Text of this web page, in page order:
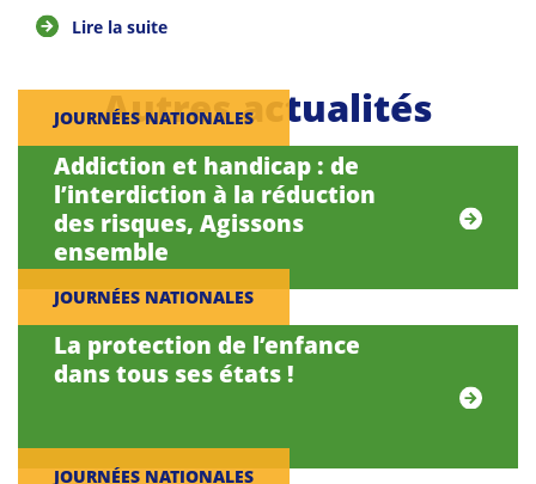
Lire la suite
Autres actualités
JOURNÉES NATIONALES
Addiction et handicap : de
l’interdiction à la réduction
des risques, Agissons
ensemble
JOURNÉES NATIONALES
La protection de l’enfance
dans tous ses états !
JOURNÉES NATIONALES